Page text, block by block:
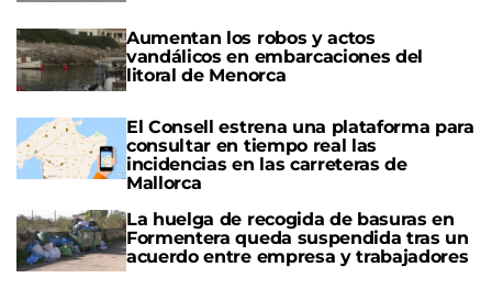
Aumentan los robos y actos
vandálicos en embarcaciones del
litoral de Menorca
El Consell estrena una plataforma para
consultar en tiempo real las
incidencias en las carreteras de
Mallorca
La huelga de recogida de basuras en
Formentera queda suspendida tras un
acuerdo entre empresa y trabajadores